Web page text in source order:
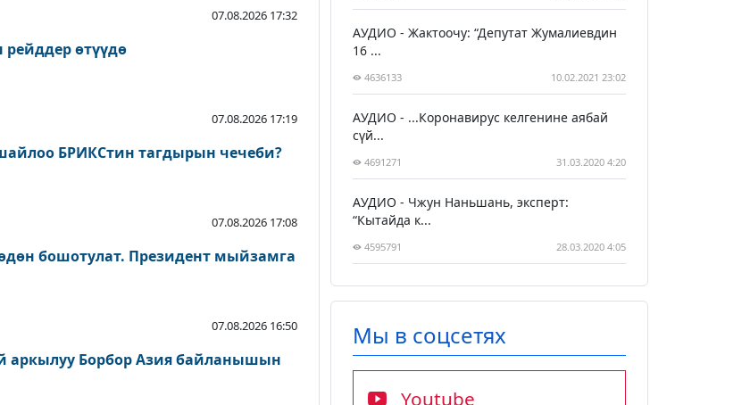
07.08.2026 17:32
өтүүдө
07.08.2026 17:19
БРИКСтин тагдырын чечеби?
07.08.2026 17:08
бошотулат. Президент мыйзамга
07.08.2026 16:50
аркылуу Борбор Азия байланышын
АУДИО - Жактоочу: “Депутат Жумалиевдин
16 ...
4636133 10.02.2021 23:02
АУДИО - ...Коронавирус келгенине аябай
сүй...
4691271 31.03.2020 4:20
АУДИО - Чжун Наньшань, эксперт:
“Кытайда к...
4595791 28.03.2020 4:05
Мы в соцсетях
Youtube